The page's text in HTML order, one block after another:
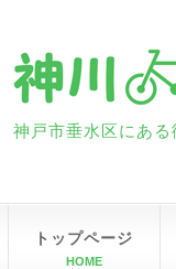
神戸市垂水区にあ
トップページ
HOME